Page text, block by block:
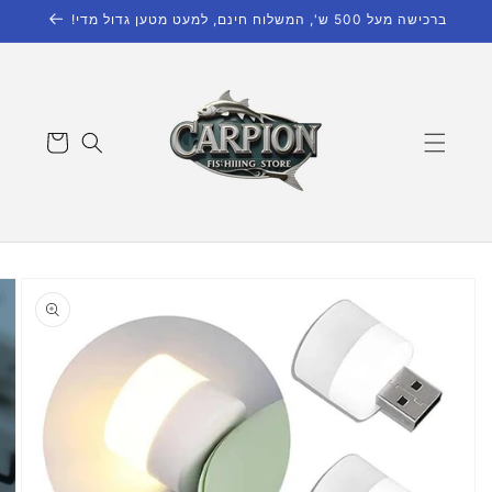
דילוג
ברכישה מעל 500 ש', המשלוח חינם, למעט מטען גדול מדי!
קניות